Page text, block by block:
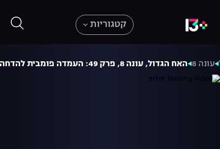
קטגוריות
עונה 8 האח הגדול, עונה 8, פרק 49: העמדה פומבית להדחה